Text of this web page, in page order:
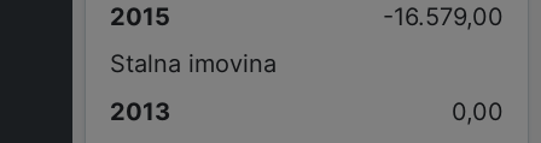
-16.579,00
Stalna imovina
0,00